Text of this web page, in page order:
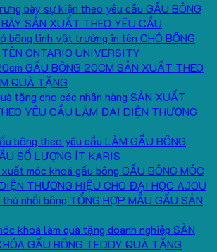
GẤU BÔNG
SẢN XUẤT THEO YÊU CẦU
CHÓ BÔNG
ONTARIO UNIVERSITY
GẤU BÔNG 20CM SẢN XUẤT THEO
QUÀ TẶNG
SẢN XUẤT
YÊU CẦU LÀM ĐẠI DIỆN THƯƠNG
LÀM GẤU BÔNG
SỐ LƯỢNG ÍT KARIS
GẤU BÔNG MÓC
THƯƠNG HIỆU CHO ĐẠI HỌC AJOU
TỔNG HỢP MẪU GẤU SẢN
SẢN
GẤU BÔNG TEDDY QUÀ TẶNG